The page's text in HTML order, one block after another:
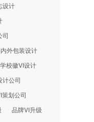
设计
司
外包装设计
校徽VI设计
计公司
策划公司
品牌VI升级